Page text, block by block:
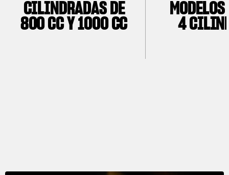
CILINDRADAS DE
800 CC Y 1000 CC 4